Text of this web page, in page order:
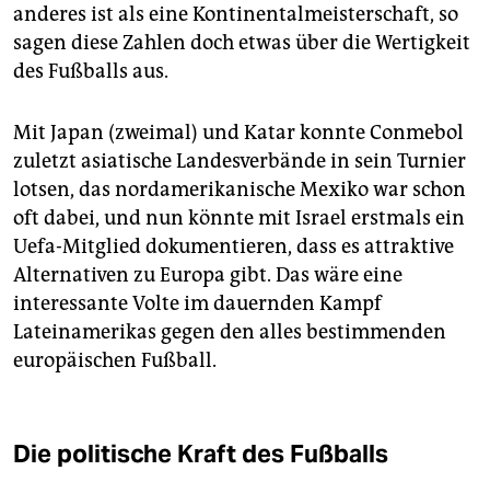
anderes ist als eine Kontinentalmeisterschaft, so
sagen diese Zahlen doch etwas über die Wertigkeit
des Fußballs aus.
Mit Japan (zweimal) und Katar konnte Conmebol
zuletzt asiatische Landesverbände in sein Turnier
lotsen, das nordamerikanische Mexiko war schon
oft dabei, und nun könnte mit Israel erstmals ein
Uefa-Mitglied dokumentieren, dass es attraktive
Alternativen zu Europa gibt. Das wäre eine
interessante Volte im dauernden Kampf
Lateinamerikas gegen den alles bestimmenden
europäischen Fußball.
Die politische Kraft des Fußballs